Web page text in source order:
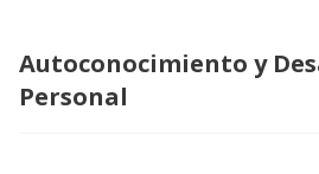
Autoconocimiento y
Personal